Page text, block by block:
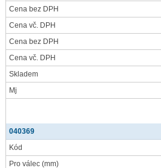
Cena bez DPH
Cena vč. DPH
Cena bez DPH
Cena vč. DPH
Skladem
Mj
040369
Kód
Pro válec (mm)